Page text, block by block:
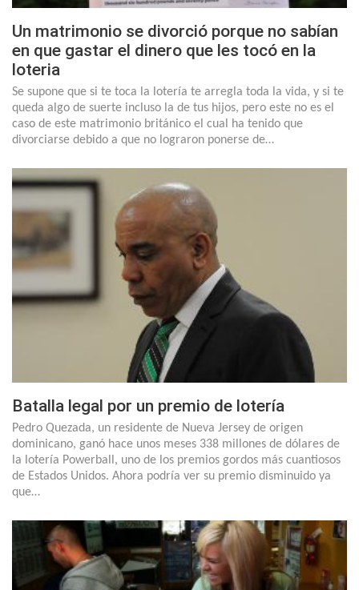
Un matrimonio se divorció porque no sabían
en que gastar el dinero que les tocó en la
loteria
Se supone que si te toca la lotería te arregla toda la vida, y si te
queda algo de suerte incluso la de tus hijos, pero este no es el
caso de este matrimonio británico el cual ha tenido que
divorciarse debido a que no lograron ponerse de…
Batalla legal por un premio de lotería
Pedro Quezada, un residente de Nueva Jersey de origen
dominicano, ganó hace unos meses 338 millones de dólares de
la lotería Powerball, uno de los premios gordos más cuantiosos
de Estados Unidos. Ahora podría ver su premio disminuido ya
que…